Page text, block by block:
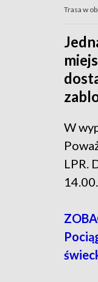
Trasa w
W
LPR.
14.00.